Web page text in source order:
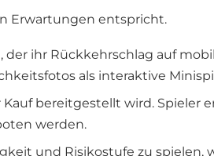
Erwartungen entspricht.
ihr Rückkehrschlag auf
als interaktive
bereitgestellt wird. Spieler
werden.
und Risikostufe zu spielen,